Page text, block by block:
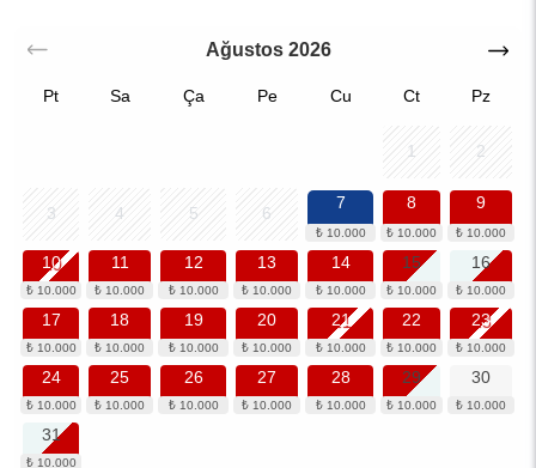
Ağustos 2026
Pt Sa Ça Pe Cu Ct Pz
1 2
3 4 5 6
7 8 9
10 11 12 13 14 15 16
17 18 19 20 21 22 23
24 25 26 27 28 29 30
31